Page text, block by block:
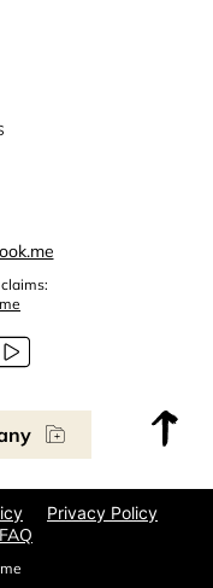
Privacy Policy
FAQ